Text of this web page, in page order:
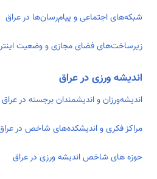
شبکه‌های اجتماعی و پیام‌رسان‌ها در عراق
زیرساخت‌های فضای مجازی و وضعیت
اندیشه ورزی در عراق
اندیشه‌ورزان و اندیشمندان برجسته در عراق
مراکز فکری و اندیشکده‌های شاخص در
حوزه های شاخص اندیشه ورزی در عراق